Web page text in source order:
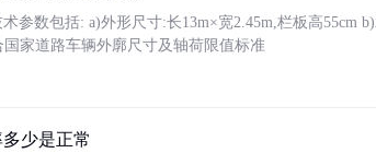
参数包括: a)外形尺寸:长13m×宽2.45m,栏板高55cm
国家道路车辆外廓尺寸及轴荷限值标准
少是正常